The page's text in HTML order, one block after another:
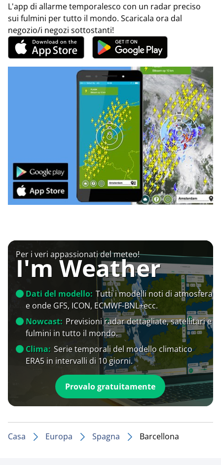
L'app di allarme temporalesco con un radar preciso
sui fulmini per tutto il mondo. Scaricala ora dal
negozio/i negozi sottostanti!
Per i veri appassionati del meteo!
I'm Weather
Dati del modello: Tutti i modelli noti di atmosfera
e onde GFS, ICON, ECMWF-BNL+ecc.
Nowcast: Previsioni radar dettagliate, satellitari e
fulmini in tutto il mondo.
Clima: Serie temporali del modello climatico
ERA5 in intervalli di 10 giorni.
Provalo gratuitamente
Casa Europa Spagna Barcellona